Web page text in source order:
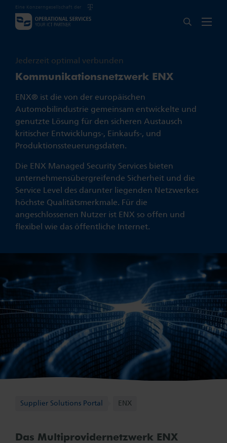
Eine Konzerngesellschaft der
Jederzeit optimal verbunden
Kommunikationsnetzwerk ENX
ENX® ist die von der europäischen
Automobilindustrie gemeinsam entwickelte und
genutzte Lösung für den sicheren Austausch
kritischer Entwicklungs-, Einkaufs-, und
Produktionssteuerungsdaten.
Die ENX Managed Security Services bieten
unternehmensübergreifende Sicherheit und die
Service Level des darunter liegenden Netzwerkes
höchste Qualitätsmerkmale. Für die
angeschlossenen Nutzer ist ENX so offen und
flexibel wie das öffentliche Internet.
Supplier Solutions Portal
Supplier Solutions Portal ENX
Das Multiprovidernetzwerk ENX